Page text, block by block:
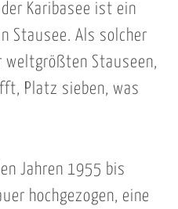
Karibasee ist ein
Stausee. Als solcher
weltgrößten Stauseen,
Platz sieben, was
Jahren 1955 bis
hochgezogen, eine